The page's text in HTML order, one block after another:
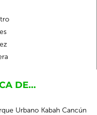
DE...
Urbano Kabah Cancún